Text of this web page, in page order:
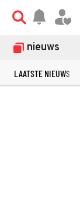
nieuws
LAATSTE NIEUWS